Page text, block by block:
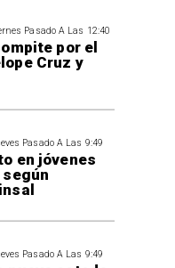
Pasado A Las 12:40
por el
Cruz y
Pasado A Las 9:49
en jóvenes
según
Pasado A Las 9:49